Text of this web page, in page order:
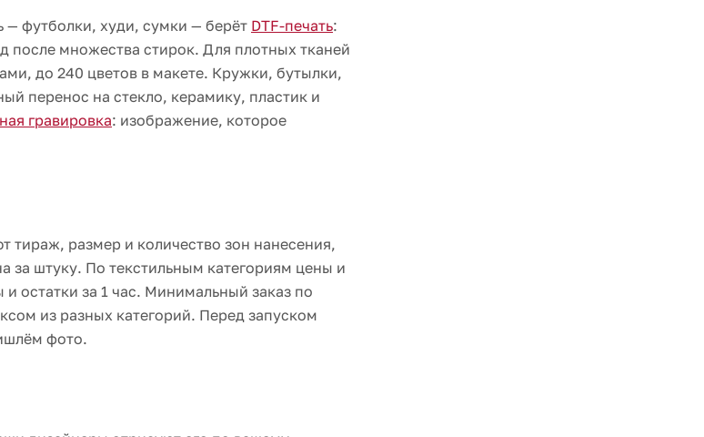
— футболки, худи, сумки — берёт DTF-печать:
после множества стирок. Для плотных тканей
до 240 цветов в макете. Кружки, бутылки,
перенос на стекло, керамику, пластик и
гравировка: изображение, которое
тираж, размер и количество зон нанесения,
за штуку. По текстильным категориям цены и
остатки за 1 час. Минимальный заказ по
из разных категорий. Перед запуском
фото.